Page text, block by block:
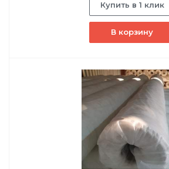
Купить в 1 клик
В корзину